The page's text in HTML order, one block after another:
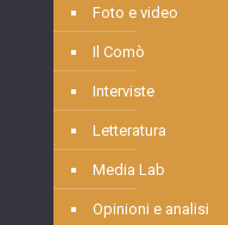
Foto e video
Il Comò
Interviste
Letteratura
Media Lab
Opinioni e analisi